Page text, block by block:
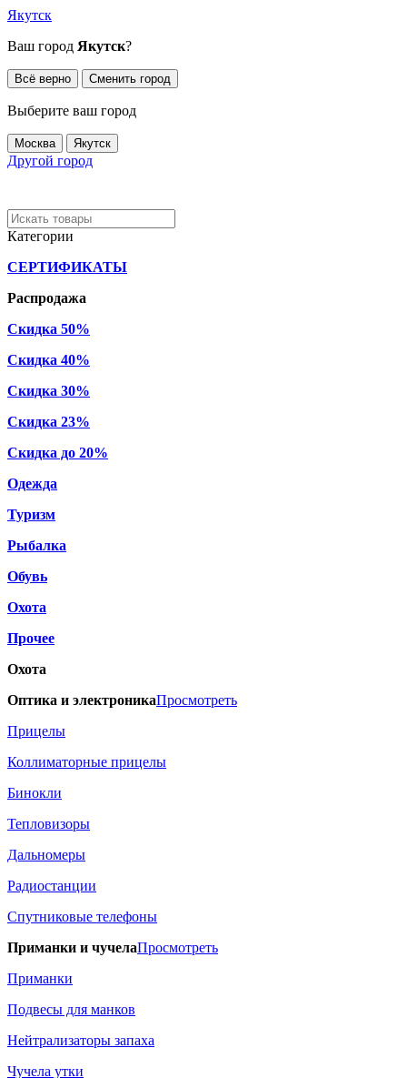
Якутск
Ваш город Якутск?
Всё верно Сменить город
Выберите ваш город
Москва Якутск
Другой город
Категории
СЕРТИФИКАТЫ
Распродажа
Скидка 50%
Скидка 40%
Скидка 30%
Скидка 23%
Скидка до 20%
Одежда
Туризм
Рыбалка
Обувь
Охота
Прочее
Охота
Оптика и электроникаПросмотреть
Прицелы
Коллиматорные прицелы
Бинокли
Тепловизоры
Дальномеры
Радиостанции
Спутниковые телефоны
Приманки и чучелаПросмотреть
Приманки
Подвесы для манков
Нейтрализаторы запаха
Чучела утки